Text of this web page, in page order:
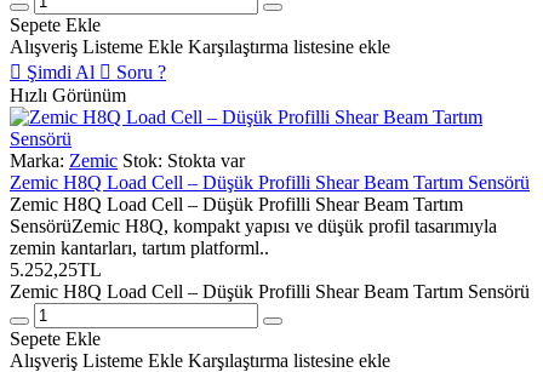
Sepete Ekle
Alışveriş Listeme Ekle Karşılaştırma listesine ekle
Şimdi Al
Soru ?
Hızlı Görünüm
Marka: Zemic Stok: Stokta var
Zemic H8Q Load Cell – Düşük Profilli Shear Beam Tartım Sensörü
Zemic H8Q Load Cell – Düşük Profilli Shear Beam Tartım
SensörüZemic H8Q, kompakt yapısı ve düşük profil tasarımıyla
zemin kantarları, tartım platforml..
5.252,25TL
Zemic H8Q Load Cell – Düşük Profilli Shear Beam Tartım Sensörü
Sepete Ekle
Alışveriş Listeme Ekle Karşılaştırma listesine ekle